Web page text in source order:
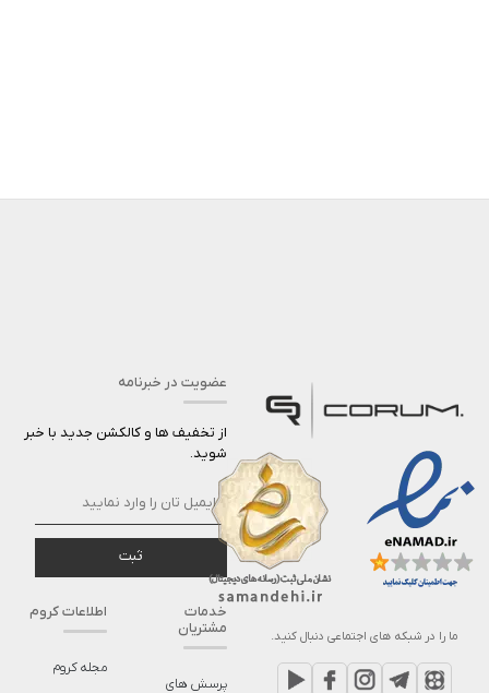
ما را در شبکه های اجتماعی دنبال کنید.
خدمات
مشتریان
پرسش های
اطلاعات کروم
مجله کروم
عضویت در خبرنامه
از تخفیف ها و کالکشن جدید با خبر
شوید.
ثبت